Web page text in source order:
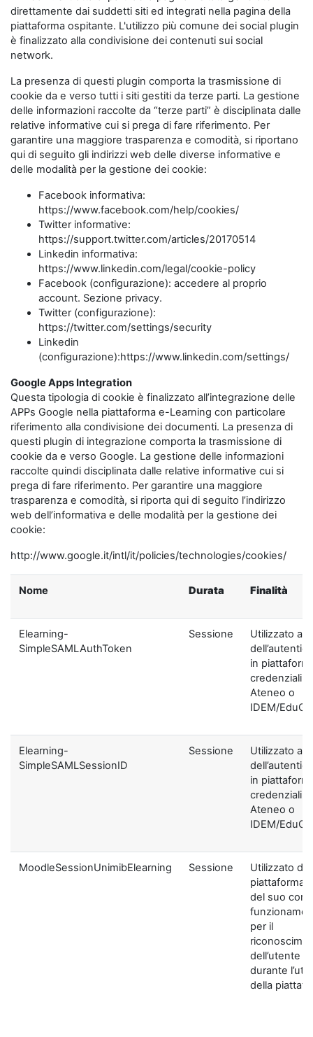
direttamente dai suddetti siti ed integrati nella pagina della
piattaforma ospitante. L'utilizzo più comune dei social plugin
è finalizzato alla condivisione dei contenuti sui social
network.
La presenza di questi plugin comporta la trasmissione di
cookie da e verso tutti i siti gestiti da terze parti. La gestione
delle informazioni raccolte da “terze parti” è disciplinata dalle
relative informative cui si prega di fare riferimento. Per
garantire una maggiore trasparenza e comodità, si riportano
qui di seguito gli indirizzi web delle diverse informative e
delle modalità per la gestione dei cookie:
Facebook informativa:
https://www.facebook.com/help/cookies/
Twitter informative:
https://support.twitter.com/articles/20170514
Linkedin informativa:
https://www.linkedin.com/legal/cookie-policy
Facebook (configurazione): accedere al proprio
account. Sezione privacy.
Twitter (configurazione):
https://twitter.com/settings/security
Linkedin
(configurazione):https://www.linkedin.com/settings/
Google Apps Integration
Questa tipologia di cookie è finalizzato all’integrazione delle
APPs Google nella piattaforma e-Learning con particolare
riferimento alla condivisione dei documenti. La presenza di
questi plugin di integrazione comporta la trasmissione di
cookie da e verso Google. La gestione delle informazioni
raccolte quindi disciplinata dalle relative informative cui si
prega di fare riferimento. Per garantire una maggiore
trasparenza e comodità, si riporta qui di seguito l’indirizzo
web dell’informativa e delle modalità per la gestione dei
cookie:
http://www.google.it/intl/it/policies/technologies/cookies/
Nome Durata Finalità
Elearning-
SimpleSAMLAuthToken
Sessione
Utilizzato ai
in
credenziali di
Ateneo o
IDEM/
Elearning-
SimpleSAMLSessionID
Sessione
Utilizzato ai
in
credenziali di
Ateneo o
IDEM/
MoodleSessionUnimibElearning Sessione
Utilizzato
piattaforma
del suo
per il
dell’utente
durante
della